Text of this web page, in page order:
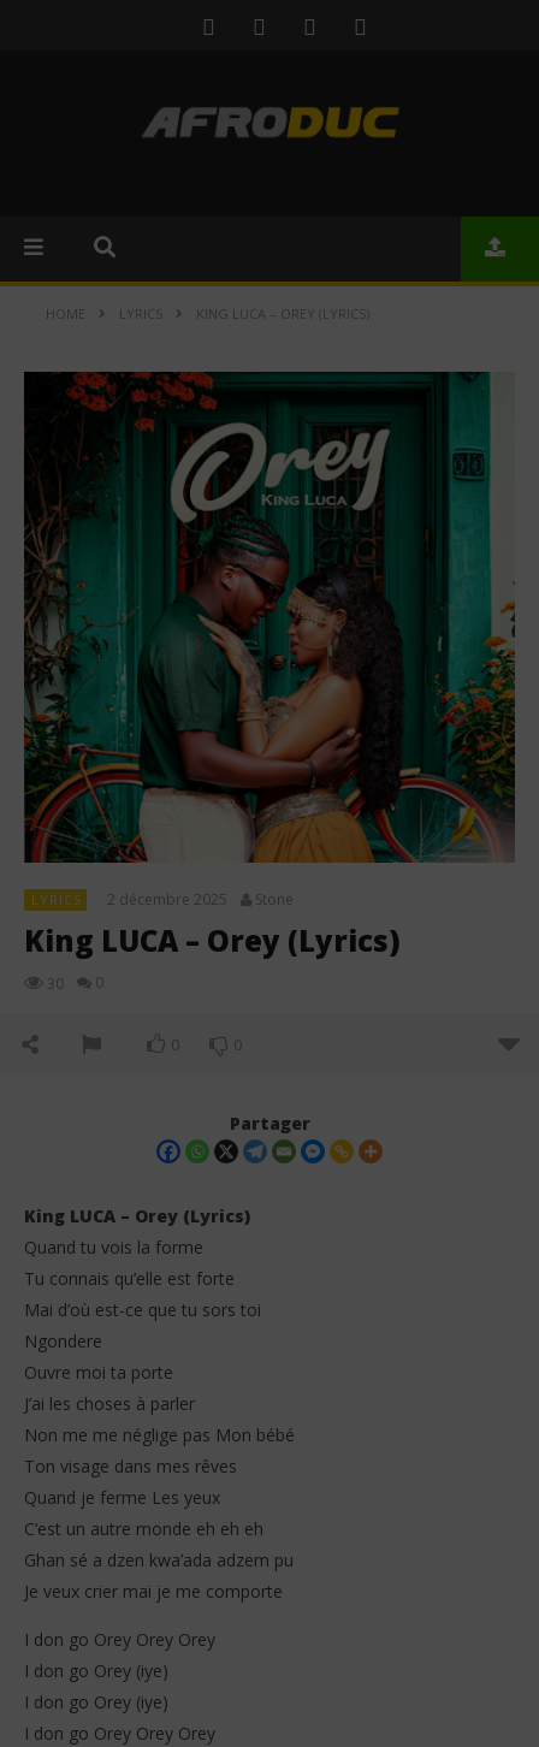
HOME LYRICS KING LUCA – OREY (LYRICS)
LYRICS 2 décembre 2025 Stone
King LUCA – Orey (Lyrics)
30 0
0 0
King LUCA – Orey (Lyrics)
décembre
2025
Stone
Partager
King LUCA – Orey (Lyrics)
Quand tu vois la forme
Tu connais qu’elle est forte
Mai d’où est-ce que tu sors toi
Ngondere
Ouvre moi ta porte
J’ai les choses à parler
Non me me néglige pas Mon bébé
Ton visage dans mes rêves
Quand je ferme Les yeux
C’est un autre monde eh eh eh
Ghan sé a dzen kwa’ada adzem pu
Je veux crier mai je me comporte
I don go Orey Orey Orey
I don go Orey (iye)
I don go Orey (iye)
I don go Orey Orey Orey